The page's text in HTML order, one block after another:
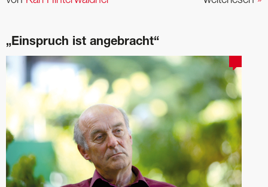
„Einspruch ist angebracht“